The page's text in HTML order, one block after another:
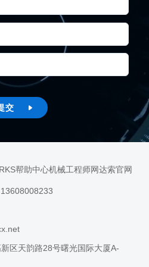
交 
帮助中心机械工程师网达索官网
区天韵路28号曙光国际大厦A-